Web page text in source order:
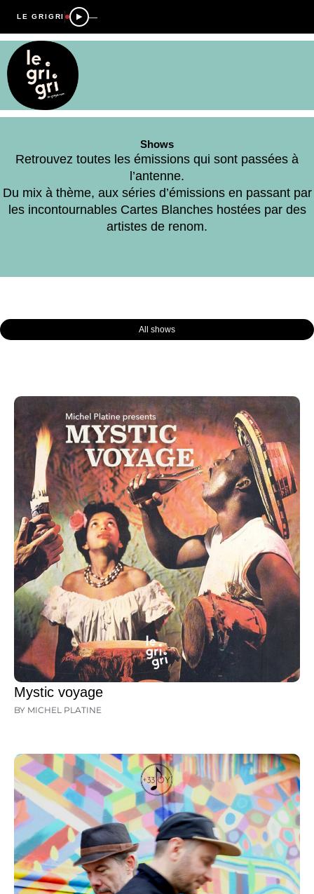
LE GRIGRI —
Shows
Retrouvez toutes les émissions qui sont passées à
l’antenne.
Du mix à thème, aux séries d’émissions en passant par
les incontournables Cartes Blanches hostées par des
artistes de renom.
All shows
Mystic voyage
BY MICHEL PLATINE
PagePagePagePagePage Page